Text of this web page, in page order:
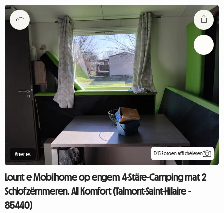
Aneres D'5 Fotoen affichéieren
Lount e Mobilhome op engem 4-Stäre-Camping mat 2
Schlofzëmmeren. All Komfort (Talmont-Saint-Hilaire -
85440)